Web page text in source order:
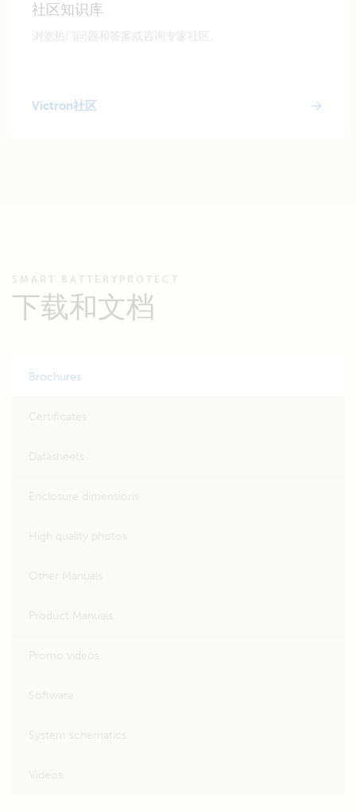
社区知识库
浏览热门问题和答案或咨询专家社区。
Victron社区
SMART BATTERYPROTECT
下载和文档
Brochures